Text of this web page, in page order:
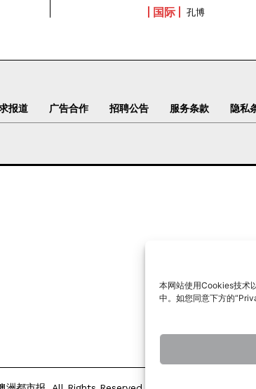
本网站使用Cookies技术
中。如您同意下方的
国际 孔博
报道 广告合作 招聘公告 服务条款 隐私